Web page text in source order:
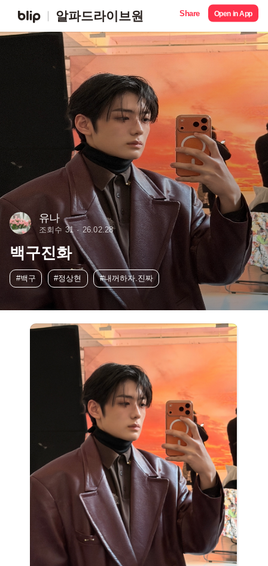
알파드라이브원 Share Open in App
유나
조회수 31 26.02.28
백구진화
#백구 #정상현 #내꺼하자.진짜